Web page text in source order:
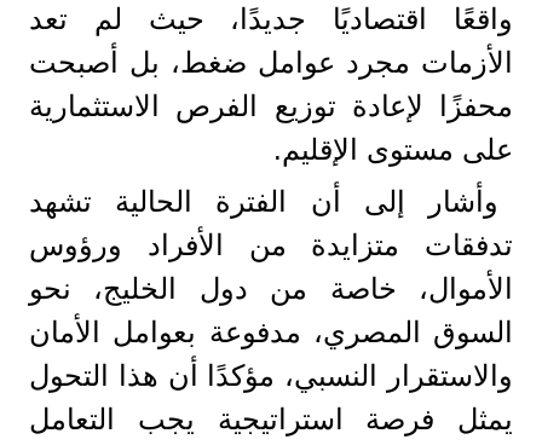
واقعًا اقتصاديًا جديدًا، حيث لم تعد
الأزمات مجرد عوامل ضغط، بل أصبحت
محفزًا لإعادة توزيع الفرص الاستثمارية
على مستوى الإقليم.
وأشار إلى أن الفترة الحالية تشهد
تدفقات متزايدة من الأفراد ورؤوس
الأموال، خاصة من دول الخليج، نحو
السوق المصري، مدفوعة بعوامل الأمان
والاستقرار النسبي، مؤكدًا أن هذا التحول
يمثل فرصة استراتيجية يجب التعامل